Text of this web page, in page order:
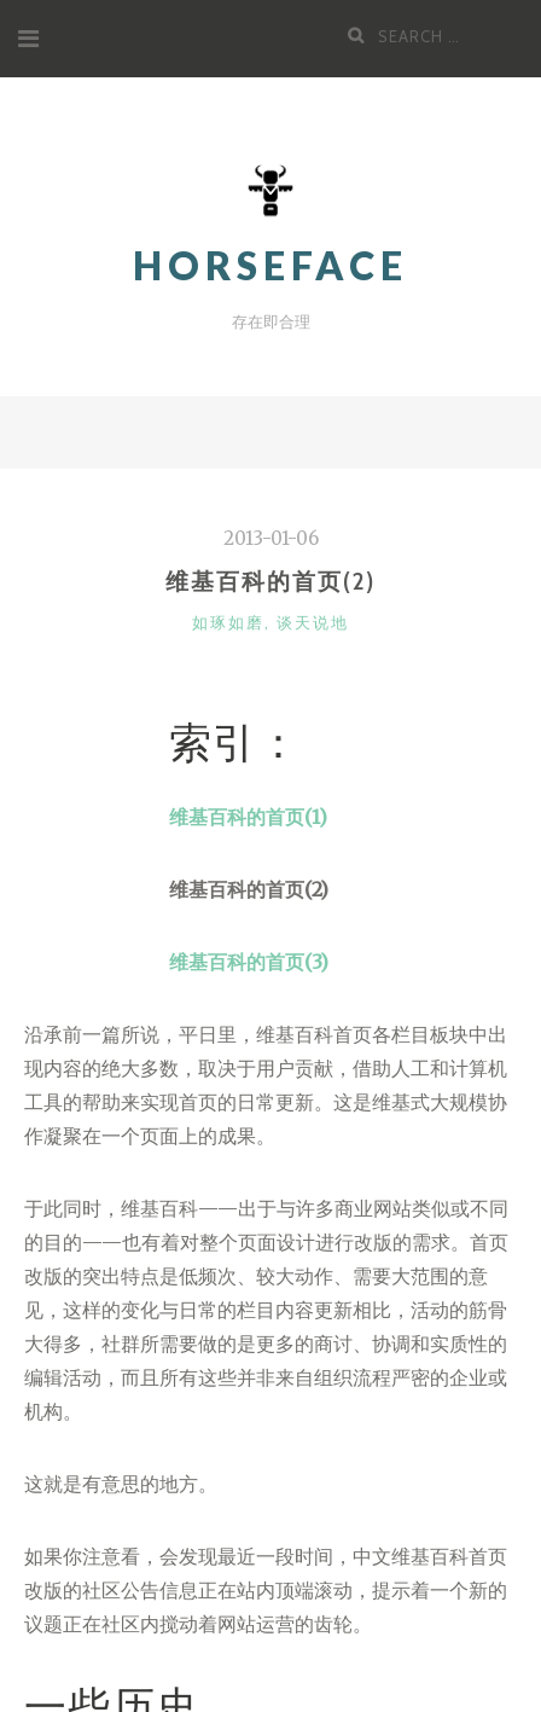
content
Search
HORSEFACE
存在即合理
2013-01-06
维基百科的首页(2)
CATEGORIES
如琢如磨 谈天说地
索引：
维基百科的首页(1)
维基百科的首页(2)
维基百科的首页(3)
沿承前一篇所说，平日里，维基百科首页各栏目板块中出
现内容的绝大多数，取决于用户贡献，借助人工和计算机
工具的帮助来实现首页的日常更新。这是维基式大规模协
作凝聚在一个页面上的成果。
于此同时，维基百科——出于与许多商业网站类似或不同
的目的——也有着对整个页面设计进行改版的需求。首页
改版的突出特点是低频次、较大动作、需要大范围的意
见，这样的变化与日常的栏目内容更新相比，活动的筋骨
大得多，社群所需要做的是更多的商讨、协调和实质性的
编辑活动，而且所有这些并非来自组织流程严密的企业或
机构。
这就是有意思的地方。
如果你注意看，会发现最近一段时间，中文维基百科首页
改版的社区公告信息正在站内顶端滚动，提示着一个新的
议题正在社区内搅动着网站运营的齿轮。